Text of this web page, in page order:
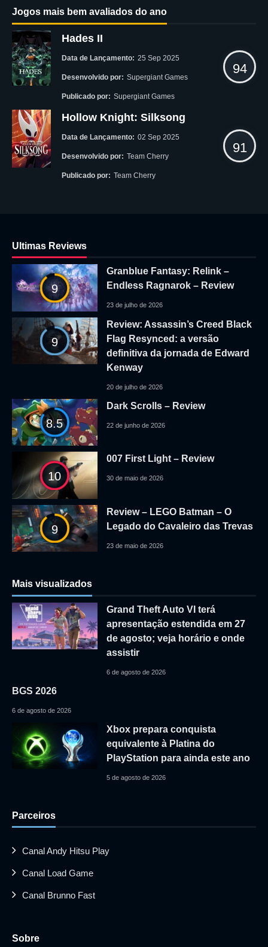
Jogos mais bem avaliados do ano
Hades II
Data de Lançamento: 25 Sep 2025
Desenvolvido por: Supergiant Games
Publicado por: Supergiant Games
94
Hollow Knight: Silksong
Data de Lançamento: 02 Sep 2025
Desenvolvido por: Team Cherry
Publicado por: Team Cherry
91
Ultimas Reviews
9
Granblue Fantasy: Relink –
Endless Ragnarok – Review
23 de julho de 2026
9
Review: Assassin’s Creed Black
Flag Resynced: a versão
definitiva da jornada de Edward
Kenway
20 de julho de 2026
8.5
Dark Scrolls – Review
22 de junho de 2026
10
007 First Light – Review
30 de maio de 2026
9
Review – LEGO Batman – O
Legado do Cavaleiro das Trevas
23 de maio de 2026
Mais visualizados
Grand Theft Auto VI terá
apresentação estendida em 27
de agosto; veja horário e onde
assistir
6 de agosto de 2026
BGS 2026
6 de agosto de 2026
Xbox prepara conquista
equivalente à Platina do
PlayStation para ainda este ano
5 de agosto de 2026
Parceiros
Canal Andy Hitsu Play
Canal Load Game
Canal Brunno Fast
Sobre